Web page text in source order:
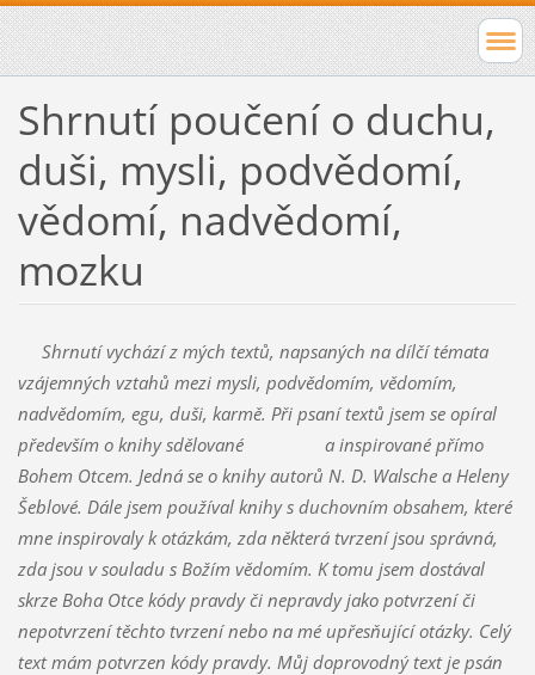
Shrnutí poučení o duchu,
duši, mysli, podvědomí,
vědomí, nadvědomí,
mozku
Shrnutí vychází z mých textů, napsaných na dílčí témata
vzájemných vztahů mezi mysli, podvědomím, vědomím,
nadvědomím, egu, duši, karmě. Při psaní textů jsem se opíral
především o knihy sdělované a inspirované přímo
Bohem Otcem. Jedná se o knihy autorů N. D. Walsche a Heleny
Šeblové. Dále jsem používal knihy s duchovním obsahem, které
mne inspirovaly k otázkám, zda některá tvrzení jsou správná,
zda jsou v souladu s Božím vědomím. K tomu jsem dostával
skrze Boha Otce kódy pravdy či nepravdy jako potvrzení či
nepotvrzení těchto tvrzení nebo na mé upřesňující otázky. Celý
text mám potvrzen kódy pravdy. Můj doprovodný text je psán